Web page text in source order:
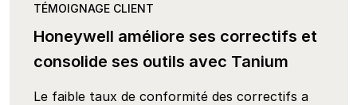
TÉMOIGNAGE CLIENT
Honeywell améliore ses correctifs et
consolide ses outils avec Tanium
Le faible taux de conformité des correctifs a